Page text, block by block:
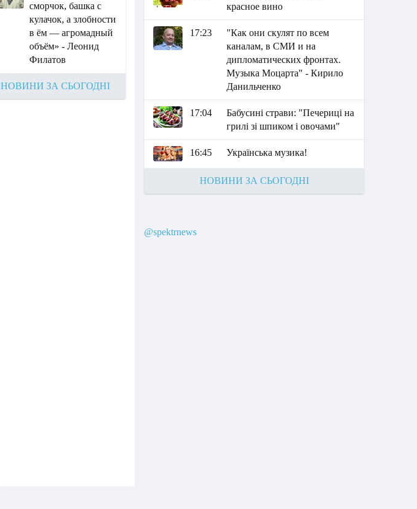
сморчок, башка с
кулачок, а злобности
в ём — агромадный
объём» - Леонид
Филатов
НОВИНИ ЗА СЬОГОДНІ
красное вино
17:23
"Как они скулят по всем
каналам, в СМИ и на
дипломатических фронтах.
Музыка Моцарта" - Кирило
Данильченко
17:04
Бабусині страви: "Печериці на
грилі зі шпиком і овочами"
16:45 Українська музика!
НОВИНИ ЗА СЬОГОДНІ
@spektrnews